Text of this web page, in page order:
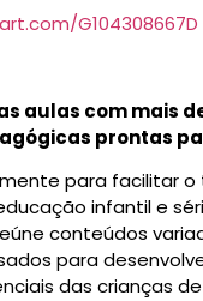
G104308667D
aulas com mais
prontas
para facilitar o
infantil e
conteúdos
para
das crianças